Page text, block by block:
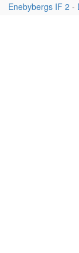
Enebybergs IF 2 -